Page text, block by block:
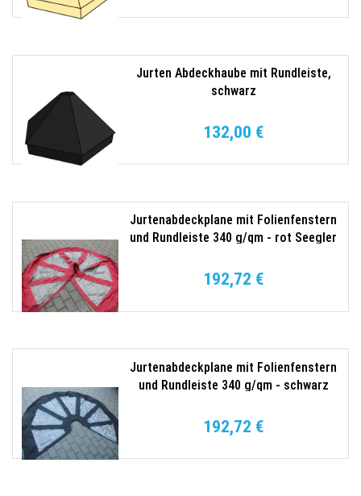
Jurten Abdeckhaube mit Rundleiste,
schwarz
132,00 €
Jurtenabdeckplane mit Folienfenstern
und Rundleiste 340 g/qm - rot Seegler
192,72 €
Jurtenabdeckplane mit Folienfenstern
und Rundleiste 340 g/qm - schwarz
192,72 €